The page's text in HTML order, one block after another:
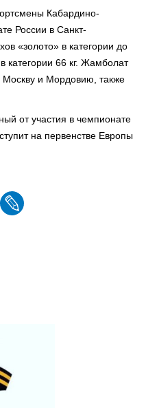
Кабардино-
России в Санкт-
«золото» в категории до
категории 66 кг. Жамболат
Москву и Мордовию, также
от участия в чемпионате
на первенстве Европы